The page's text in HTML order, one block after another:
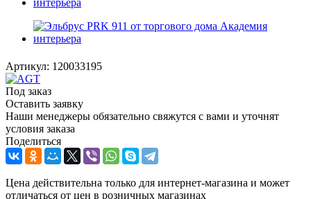
Артикул: 120033195
Под заказ
Оставить заявку
Наши менеджеры обязательно свяжутся с вами и уточнят
условия заказа
Поделиться
Цена действительна только для интернет-магазина и может
отличаться от цен в розничных магазинах